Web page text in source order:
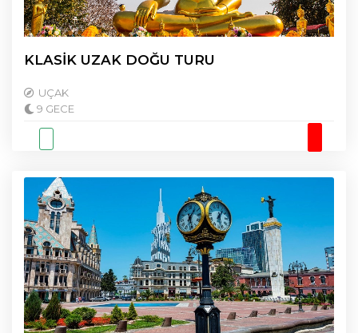
KLASİK UZAK DOĞU TURU
UÇAK
9 GECE